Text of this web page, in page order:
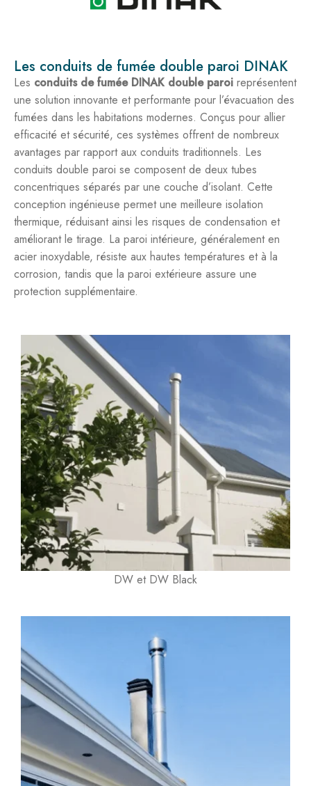
Les conduits de fumée double paroi DINAK
Les conduits de fumée DINAK double paroi représentent
une solution innovante et performante pour l’évacuation des
fumées dans les habitations modernes. Conçus pour allier
efficacité et sécurité, ces systèmes offrent de nombreux
avantages par rapport aux conduits traditionnels. Les
conduits double paroi se composent de deux tubes
concentriques séparés par une couche d’isolant. Cette
conception ingénieuse permet une meilleure isolation
thermique, réduisant ainsi les risques de condensation et
améliorant le tirage. La paroi intérieure, généralement en
acier inoxydable, résiste aux hautes températures et à la
corrosion, tandis que la paroi extérieure assure une
protection supplémentaire.
DW et DW Black